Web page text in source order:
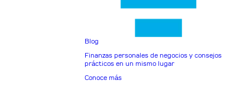
Blog
Finanzas personales de negocios y consejos
prácticos en un mismo lugar
Conoce más